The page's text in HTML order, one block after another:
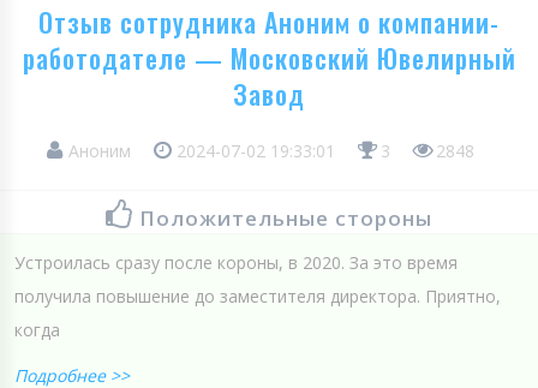
Отзыв сотрудника Аноним о компании-
работодателе — Московский Ювелирный
Завод
Аноним 2024-07-02 19:33:01 3 2848
Положительные стороны
Устроилась сразу после короны, в 2020. За это время
получила повышение до заместителя директора. Приятно,
когда
Подробнее >>